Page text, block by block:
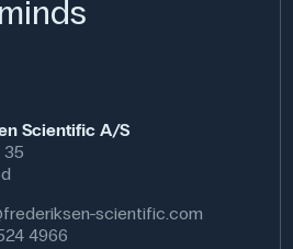
Scientific A/S
35
scientific.com
4966